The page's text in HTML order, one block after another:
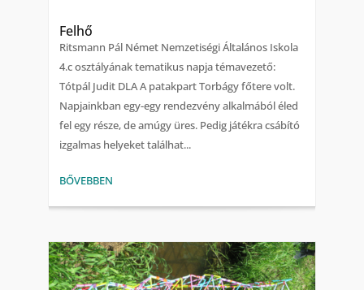
Felhő
Ritsmann Pál Német Nemzetiségi Általános Iskola
4.c osztályának tematikus napja témavezető:
Tótpál Judit DLA A patakpart Torbágy főtere volt.
Napjainkban egy-egy rendezvény alkalmából éled
fel egy része, de amúgy üres. Pedig játékra csábító
izgalmas helyeket találhat...
BŐVEBBEN